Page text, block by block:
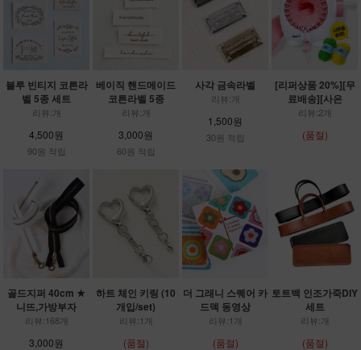
블루 빈티지 코튼라
벨 5종 세트
리뷰:개
4,500원
90원 적립
베이직 핸드메이드
코튼라벨 5종
리뷰:개
3,000원
60원 적립
사각 금속라벨
리뷰:개
1,500원
30원 적립
[리퍼상품 20%][무
료배송][사은
리뷰:2개
(품절)
골드지퍼 40cm ★
니뜨,가방부자
리뷰:168개
3,000원
하트 체인 키링 (10
개입/set)
리뷰:1개
(품절)
더 그래니 스퀘어 카
드덱 동영상
리뷰:1개
(품절)
토트백 인조가죽DIY
세트
리뷰:개
(품절)